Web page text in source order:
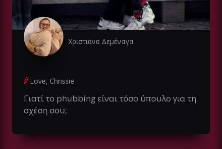
Χριστιάνα Δεμέναγα
Love, Chrissie
Γιατί το phubbing είναι τόσο ύπουλο για τη
σχέση σου;